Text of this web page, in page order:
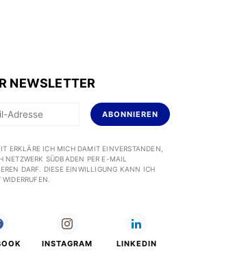
NEWSLETTER
ABONNIEREN
ERKLÄRE ICH MICH DAMIT EINVERSTANDEN,
NETZWERK SÜDBADEN PER E-MAIL
DARF. DIESE EINWILLIGUNG KANN ICH
INSTAGRAM LINKEDIN